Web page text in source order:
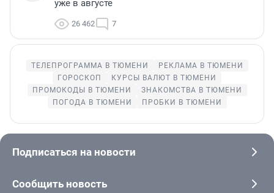
уже в августе
26 462 7
ТЕЛЕПРОГРАММА В ТЮМЕНИ
РЕКЛАМА В ТЮМЕНИ
ГОРОСКОП
КУРСЫ ВАЛЮТ В ТЮМЕНИ
ПРОМОКОДЫ В ТЮМЕНИ
ЗНАКОМСТВА В ТЮМЕНИ
ПОГОДА В ТЮМЕНИ
ПРОБКИ В ТЮМЕНИ
Подписаться на новости
Сообщить новость